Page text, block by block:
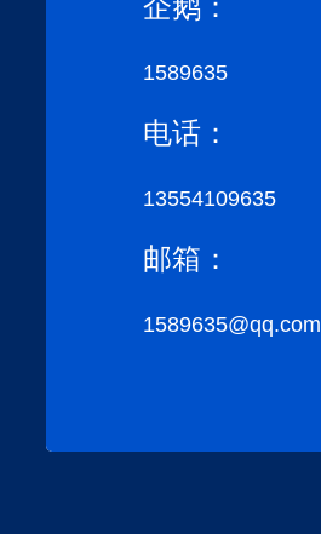
企鹅：
1589635
电话：
13554109635
邮箱：
1589635@qq.com